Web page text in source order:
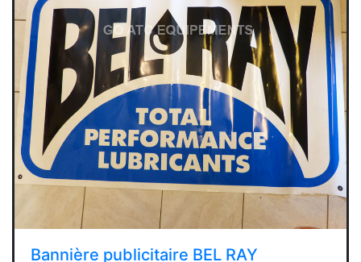
Bannière publicitaire BEL RAY